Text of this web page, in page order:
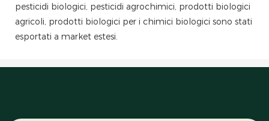
pesticidi biologici, pesticidi agrochimici, prodotti biologici
agricoli, prodotti biologici per i chimici biologici sono stati
esportati a market estesi.